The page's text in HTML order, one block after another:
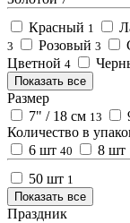
Красный 1
3 Розовый 3
Цветной 4
Показать все
Размер
7" / 18 см 13
Количество в
6 шт 40 8 шт
50 шт 1
Показать все
Праздник